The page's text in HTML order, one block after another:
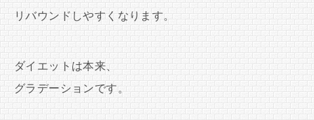
リバウンドしやすくなります。
ダイエットは本来、
グラデーションです。